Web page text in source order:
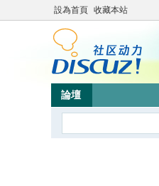
設為首頁 收藏本站
論壇